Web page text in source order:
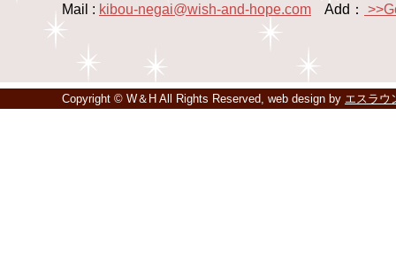
Mail : kibou-negai@wish-and-hope.com Add：
Copyright © W＆H All Rights Reserved, web design by エスラウ